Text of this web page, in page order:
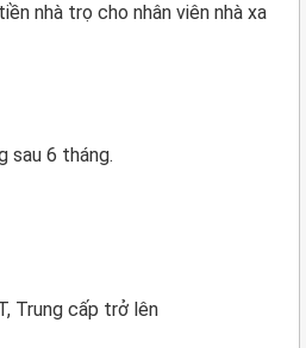
nhà trọ cho nhân viên nhà xa
sau 6 tháng.
Trung cấp trở lên